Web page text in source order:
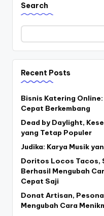
Search
Recent Posts
Bisnis Katering
Cepat Berkembang
Dead by Daylight,
yang Tetap Populer
Judika: Karya Musik
Doritos Locos Tacos,
Berhasil Mengubah
Cepat Saji
Donat Artisan,
Mengubah Cara